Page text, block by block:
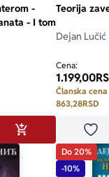
-
- I tom
DODAJ U KORPU
Teorija
Dejan Lučić
Cena:
1.199,00
Članska
863,28RSD
Do 20%
-10%